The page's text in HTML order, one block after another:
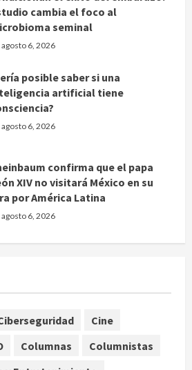
posible saber si una
artificial tiene
agosto 6, 2026
confirma que el papa
XIV no visitará México en su
agosto 6, 2026
Bunny enfrenta dos demandas
por uso no consentido
social a la de los hijos
Cine
Columnas
Columnistas